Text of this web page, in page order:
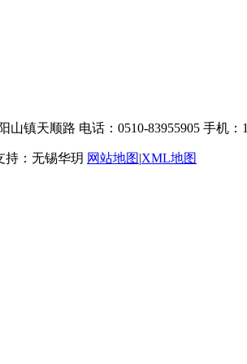
山镇天顺路 电话：0510-83955905 手机
：无锡华玥 网站地图|XML地图